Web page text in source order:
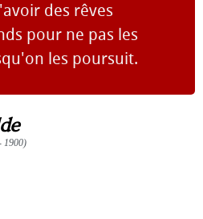
des rêves
pour ne pas les
les poursuit.
1900)